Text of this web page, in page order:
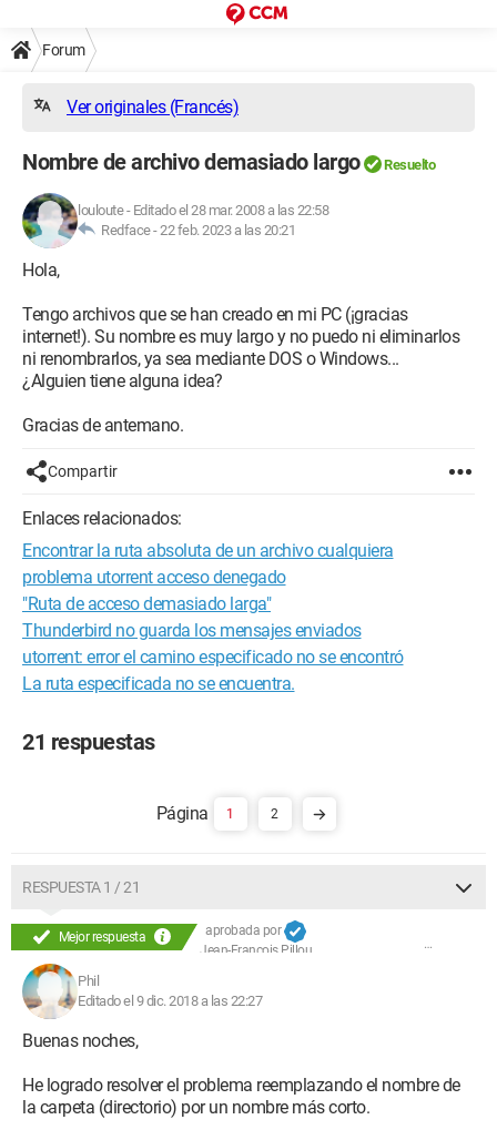
Forum
Ver originales (Francés)
Nombre de archivo demasiado largo Resuelto
louloute- Editado el 28 mar. 2008 a las 22:58
Redface -22 feb. 2023 a las 20:21
Hola,
Tengo archivos que se han creado en mi PC (¡gracias
internet!). Su nombre es muy largo y no puedo ni eliminarlos
ni renombrarlos, ya sea mediante DOS o Windows...
¿Alguien tiene alguna idea?
Gracias de antemano.
Compartir
Enlaces relacionados:
Encontrar la ruta absoluta de un archivo cualquiera
problema utorrent acceso denegado
"Ruta de acceso demasiado larga"
Thunderbird no guarda los mensajes enviados
utorrent: error el camino especificado no se encontró
La ruta especificada no se encuentra.
21 respuestas
1 2
RESPUESTA 1 / 21
Mejor respuesta
aprobada por
Jean-François Pillou
Phil
Editado el 9 dic. 2018 a las 22:27
Buenas noches,
He logrado resolver el problema reemplazando el nombre de
la carpeta (directorio) por un nombre más corto.